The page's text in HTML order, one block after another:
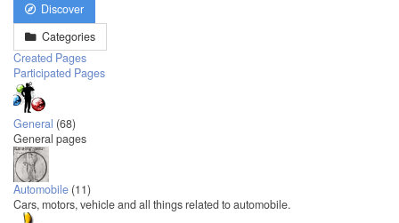
Discover
Categories
Created Pages
Participated Pages
General (68)
General pages
Automobile (11)
Cars, motors, vehicle and all things related to automobile.